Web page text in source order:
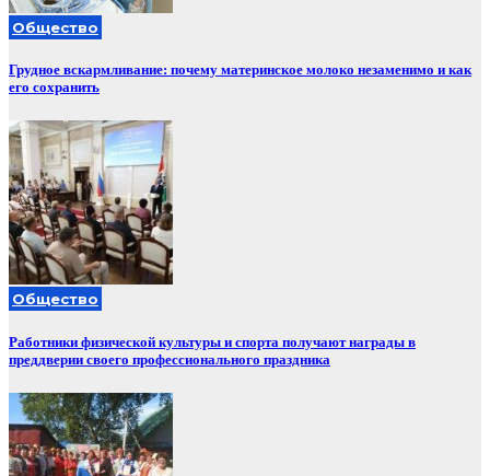
Общество
Грудное вскармливание: почему материнское молоко незаменимо и как
его сохранить
Общество
Работники физической культуры и спорта получают награды в
преддверии своего профессионального праздника